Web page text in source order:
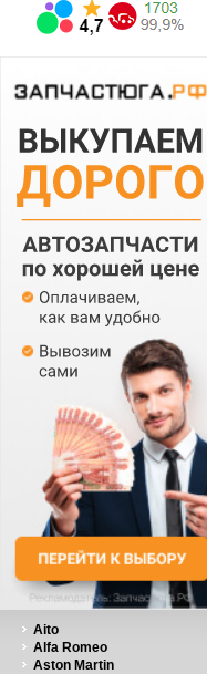
Aito
Alfa Romeo
Aston Martin